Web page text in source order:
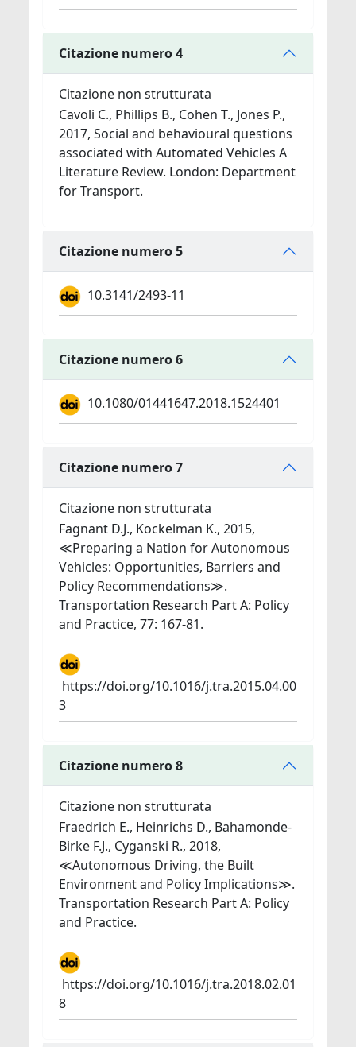
Citazione numero 4
Citazione non strutturata
Cavoli C., Phillips B., Cohen T., Jones P.,
2017, Social and behavioural questions
associated with Automated Vehicles A
Literature Review. London: Department
for Transport.
Citazione numero 5
10.3141/2493-11
Citazione numero 6
10.1080/01441647.2018.1524401
Citazione numero 7
Citazione non strutturata
Fagnant D.J., Kockelman K., 2015,
≪Preparing a Nation for Autonomous
Vehicles: Opportunities, Barriers and
Policy Recommendations≫.
Transportation Research Part A: Policy
and Practice, 77: 167-81.
https://doi.org/10.1016/j.tra.2015.04.00
3
Citazione numero 8
Citazione non strutturata
Fraedrich E., Heinrichs D., Bahamonde-
Birke F.J., Cyganski R., 2018,
≪Autonomous Driving, the Built
Environment and Policy Implications≫.
Transportation Research Part A: Policy
and Practice.
https://doi.org/10.1016/j.tra.2018.02.01
8